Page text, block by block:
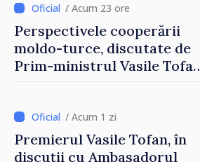
Reuniune la Moghiliov-
Podolsk
/ Acum 23 ore
Perspectivele cooperării
moldo-turce, discutate de
Prim-ministrul Vasile Tofan
/ Acum 1 zi
Premierul Vasile Tofan, în
discuții cu Ambasadorul